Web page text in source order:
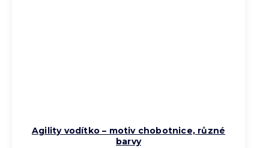
Agility vodítko – motiv chobotnice, různé
barvy